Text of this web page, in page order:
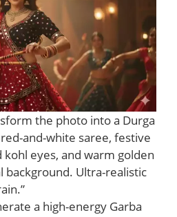
the photo into a Durga
and-white saree, festive
eyes, and warm golden
background. Ultra-realistic
a high-energy Garba